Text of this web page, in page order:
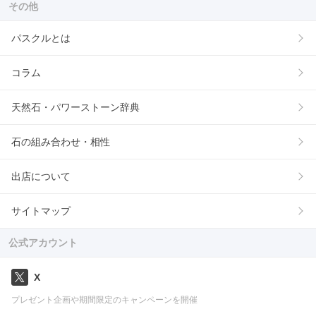
その他
パスクルとは
コラム
天然石・パワーストーン辞典
石の組み合わせ・相性
出店について
サイトマップ
公式アカウント
X
プレゼント企画や期間限定のキャンペーンを開催